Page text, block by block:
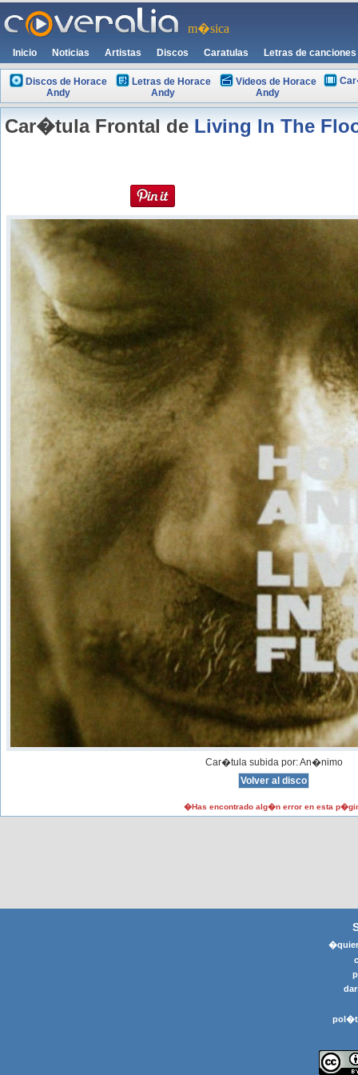
m�sica
Inicio Noticias Artistas Discos Caratulas Letras de canciones
Discos de Horace
Andy
Letras de Horace
Andy
Videos de Horace
Andy
Car�tula Frontal de Living In The
Car�tula subida por: An�nimo
�Has encontrado alg�n error en esta